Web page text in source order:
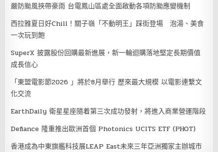
嚴防颱風挾帶豪雨 台電鳳山區處全面啟動各項防颱應變機制
西拉雅夏日好Chill！關子嶺「不動明王」踩街登場 泡湯、美食
一次玩到飽
SuperX 披露股份回購最新進展，新一輪迴購落地堅定長期價值
成長信心
「東盟電影節2026 」將於8月舉行 歷來最大規模 以電影連繫文
化交流
EarthDaily 衛星星座隨着第三次成功發射，將進入商業營運階段
Defiance 隆重推出歐洲首個 Photonics UCITS ETF (PHOT)
香港成為中東旗艦科技展LEAP East未來三年亞洲獨家主辦城市